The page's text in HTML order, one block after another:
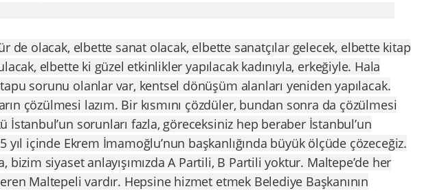
de olacak, elbette sanat olacak, elbette sanatçılar gelecek, elbette kitap
elbette ki güzel etkinlikler yapılacak kadınıyla, erkeğiyle. Hala
tapu sorunu olanlar var, kentsel dönüşüm alanları yeniden yapılacak.
çözülmesi lazım. Bir kısmını çözdüler, bundan sonra da çözülmesi
İstanbul’un sorunları fazla, göreceksiniz hep beraber İstanbul’un
yıl içinde Ekrem İmamoğlu’nun başkanlığında büyük ölçüde çözeceğiz.
bizim siyaset anlayışımızda A Partili, B Partili yoktur. Maltepe’de her
Maltepeli vardır. Hepsine hizmet etmek Belediye Başkanının